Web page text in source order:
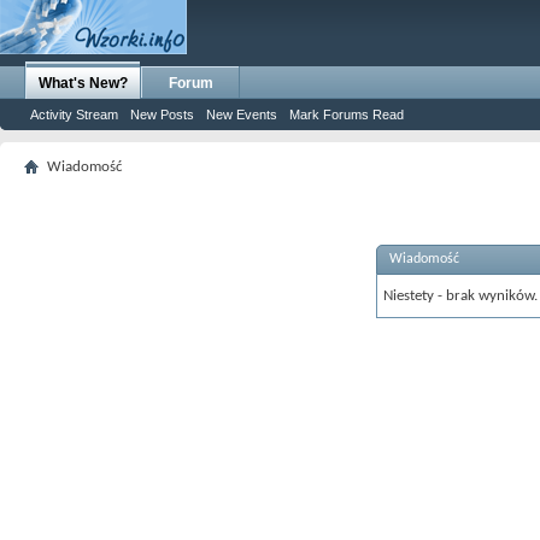
What's New?
Activity Stream New Posts New Events Mark Forums Read
Forum
Wiadomość
Wiadomość
Niestety - brak wyników.